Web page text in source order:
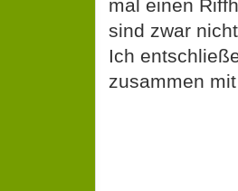
Ich
zusammen